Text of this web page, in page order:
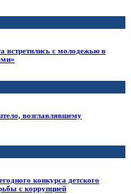
встретились с молодежью в
возглавлявшему
конкурса детского
с коррупцией